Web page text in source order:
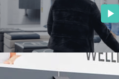
Candidate
Experience
StudentPulse
Forbedre jeres
Experience’